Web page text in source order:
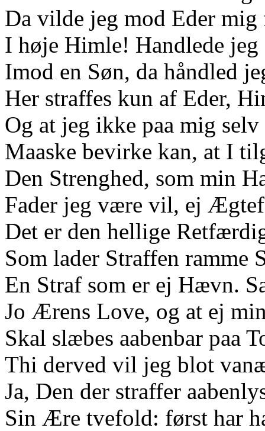
Da vilde jeg mod Eder
I høje Himle! Handlede jeg
Imod en Søn, da håndled
Her straffes kun af Eder,
Og at jeg ikke paa mig
Maaske bevirke kan, at I
Den Strenghed, som min
Fader jeg være vil, ej
Det er den hellige
Som lader Straffen ramme
En Straf som er ej Hævn.
Jo Ærens Love, og at ej
Skal slæbes aabenbar paa
Thi derved vil jeg blot
Ja, Den der straffer
Sin Ære tvefold: først har